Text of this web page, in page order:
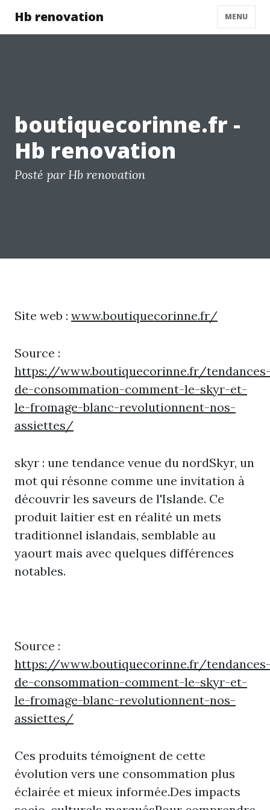
Hb renovation MENU
boutiquecorinne.fr -
Hb renovation
Posté par Hb renovation
Site web : www.boutiquecorinne.fr/
Source :
https://www.boutiquecorinne.fr/
de-consommation-comment-le-skyr-et-
le-fromage-blanc-revolutionnent-nos-
assiettes/
skyr : une tendance venue du nordSkyr, un
mot qui résonne comme une invitation à
découvrir les saveurs de l'Islande. Ce
produit laitier est en réalité un mets
traditionnel islandais, semblable au
yaourt mais avec quelques différences
notables.
Source :
https://www.boutiquecorinne.fr/
de-consommation-comment-le-skyr-et-
le-fromage-blanc-revolutionnent-nos-
assiettes/
Ces produits témoignent de cette
évolution vers une consommation plus
éclairée et mieux informée.Des impacts